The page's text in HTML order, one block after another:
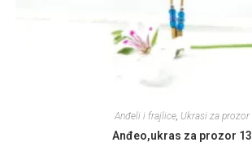
Anđeli i frajlice, Ukrasi za prozor
Anđeo,ukras za prozor 13